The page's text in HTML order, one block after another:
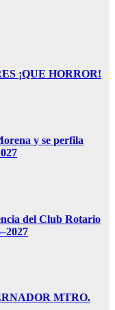
¡QUE HORROR!
y se perfila
del Club Rotario
MTRO.